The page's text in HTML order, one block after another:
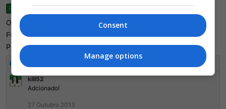
R Ryoru 27 Outubro 2013
Oi eu te adicionei, pode me adicionar ?
FC: 0533-4574-3761
Pokemon Y
R
a
kill52
kill52
Adcionado!
27 Outubro 2013
Consent
Manage options